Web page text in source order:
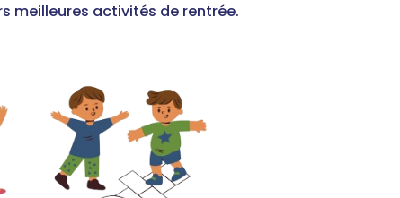
meilleures activités de rentrée.